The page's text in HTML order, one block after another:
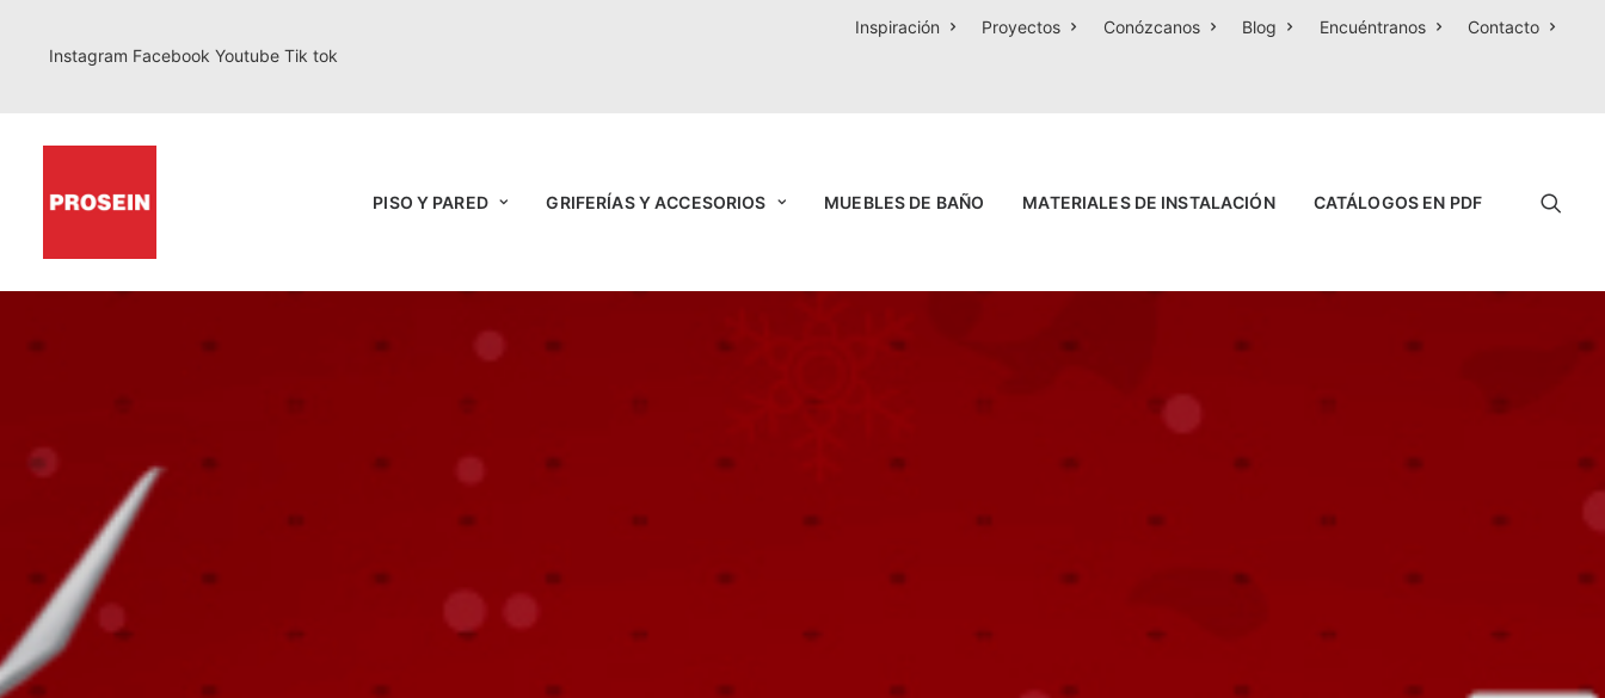
Instagram Facebook Youtube Tik tok
Inspiración Proyectos Conózcanos Blog Encuéntranos Contacto
PISO Y PARED GRIFERÍAS Y ACCESORIOS MUEBLES DE BAÑO MATERIALES DE INSTALACIÓN CATÁLOGOS EN PDF